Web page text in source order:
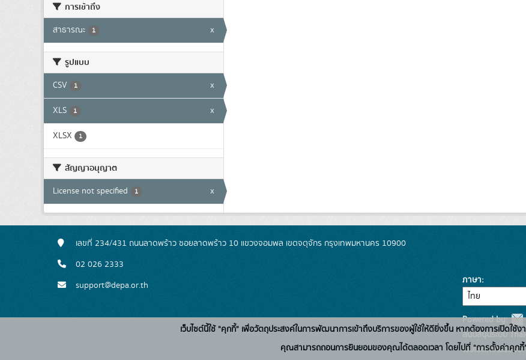
การเข้าถึง
สาธารณะ 1 x
รูปแบบ
CSV 1 x
XLS 1 x
XLSX 1
สัญญาอนุญาต
License not specified 1 x
เลขที่ 234/431 ถนนลาดพร้าว ซอยลาดพร้าว 10 แขวงจอมพล เขตจตุจักร กรุงเทพมหานคร 10900
02 026 2333
support@depa.or.th
ภาษา
Powered by:
สนับสนุนระบบ
เว็บไซต์ที่เกี่ยวข้อง:
เว็บไซต์นี้ใช้ "คุกกี้" เพื่อวัตถุประสงค์ในการพัฒนาการเข้าถึงบริการของผู้ใช้ให้ดียิ่งขึ้น หากต้องการเปิดใ
คุณสามารถถอนการยินยอมของคุณได้ตลอดเวลา โดยไปที่ "การตั้งค่าคุกกี้